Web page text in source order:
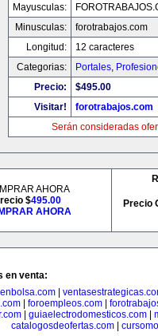
Mayusculas:
Minusculas:
forotrabajos.com
Longitud:
12 caracteres
Categorias:
Portales,
Precio:
$495.00
Visitar!
forotrabajos.com
Serán consideradas
AHORA
$495.00
AHORA
Precio
en venta:
|
| foroempleos.com|
| guiaelectrodomesticos.com|
catalogosdeofertas.com